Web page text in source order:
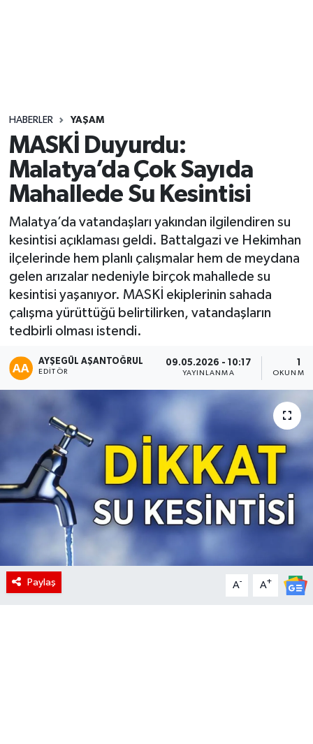
HABERLER YAŞAM
MASKİ Duyurdu:
Malatya’da Çok Sayıda
Mahallede Su Kesintisi
Malatya’da vatandaşları yakından ilgilendiren su
kesintisi açıklaması geldi. Battalgazi ve Hekimhan
ilçelerinde hem planlı çalışmalar hem de meydana
gelen arızalar nedeniyle birçok mahallede su
kesintisi yaşanıyor. MASKİ ekiplerinin sahada
çalışma yürüttüğü belirtilirken, vatandaşların
tedbirli olması istendi.
AYŞEGÜL AŞANTOĞRUL
EDITÖR
09.05.2026 - 10:17
YAYINLANMA
1
OKUNMA
Paylaş A- A+
Yaşam